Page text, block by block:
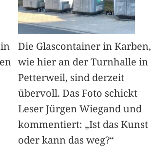
Die Glascontainer in Karben,
wie hier an der Turnhalle in
Petterweil, sind derzeit
übervoll. Das Foto schickt
Leser Jürgen Wiegand und
kommentiert: „Ist das Kunst
oder kann das weg?“